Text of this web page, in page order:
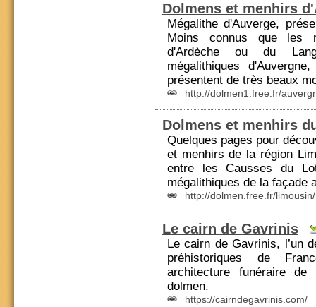
Dolmens et menhirs
Mégalithe d'Auverge,
Moins connus que les
d'Ardèche ou du
mégalithiques
présentent de très beaux
http://dolmen1.free.fr/
Dolmens et menhirs
Quelques pages pour
et menhirs de la région
entre les Causses du
mégalithiques de la façade
http://dolmen.free.fr/limousin/
Le cairn de Gavrinis
Le cairn de Gavrinis, l’un
préhistoriques de
architecture funéraire
dolmen.
https://cairndegavrinis.com/